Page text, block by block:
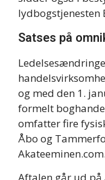
lydbogstjenesten
Satses på
og med den 1.
formelt
omfatter fire
Åbo og
Akateeminen.com.